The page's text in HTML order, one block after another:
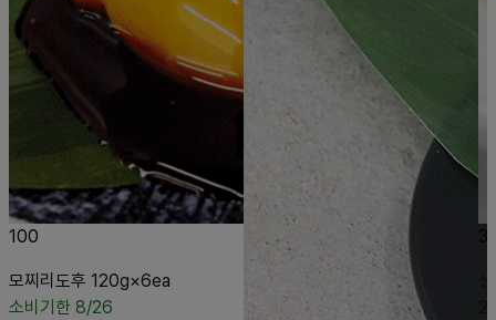
100
모찌리도후 120g×6ea
소비기한 8/26